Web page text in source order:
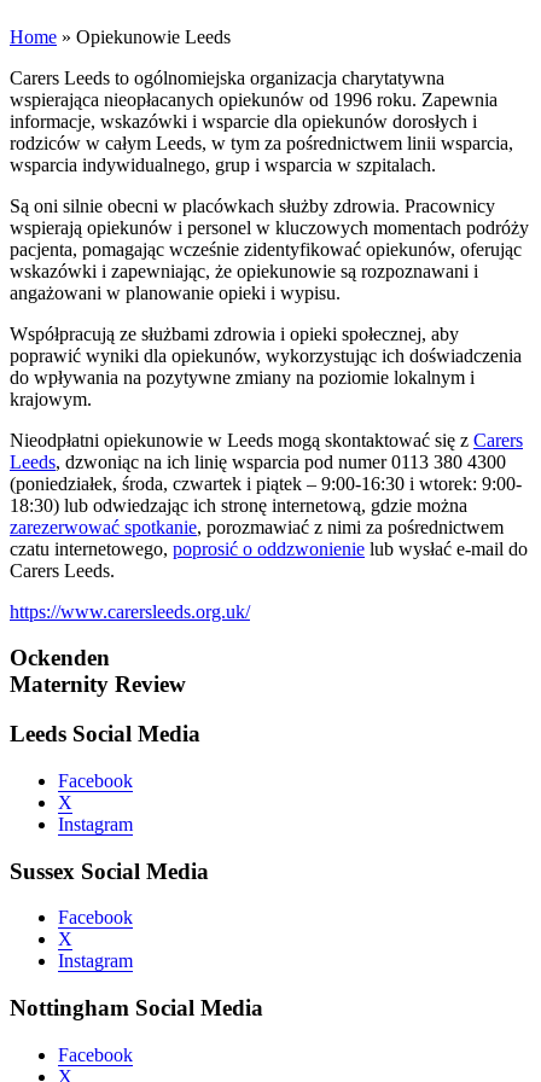
Home » Opiekunowie Leeds
Carers Leeds to ogólnomiejska organizacja charytatywna
wspierająca nieopłacanych opiekunów od 1996 roku. Zapewnia
informacje, wskazówki i wsparcie dla opiekunów dorosłych i
rodziców w całym Leeds, w tym za pośrednictwem linii wsparcia,
wsparcia indywidualnego, grup i wsparcia w szpitalach.
Są oni silnie obecni w placówkach służby zdrowia. Pracownicy
wspierają opiekunów i personel w kluczowych momentach podróży
pacjenta, pomagając wcześnie zidentyfikować opiekunów, oferując
wskazówki i zapewniając, że opiekunowie są rozpoznawani i
angażowani w planowanie opieki i wypisu.
Współpracują ze służbami zdrowia i opieki społecznej, aby
poprawić wyniki dla opiekunów, wykorzystując ich doświadczenia
do wpływania na pozytywne zmiany na poziomie lokalnym i
krajowym.
Nieodpłatni opiekunowie w Leeds mogą skontaktować się z Carers
Leeds, dzwoniąc na ich linię wsparcia pod numer 0113 380 4300
(poniedziałek, środa, czwartek i piątek – 9:00-16:30 i wtorek: 9:00-
18:30) lub odwiedzając ich stronę internetową, gdzie można
zarezerwować spotkanie, porozmawiać z nimi za pośrednictwem
czatu internetowego, poprosić o oddzwonienie lub wysłać e-mail do
Carers Leeds.
https://www.carersleeds.org.uk/
Ockenden
Maternity Review
Leeds Social Media
Facebook
X
Instagram
Sussex Social Media
Facebook
X
Instagram
Nottingham Social Media
Facebook
X